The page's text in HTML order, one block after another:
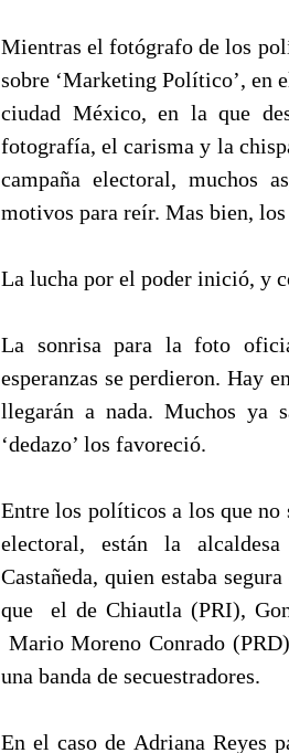
Mientras el fotógrafo de los
sobre ‘Marketing Político’, en
ciudad México, en la que
fotografía, el carisma y la
campaña electoral, muchos
motivos para reír. Mas bien,
La lucha por el poder inició, y
La sonrisa para la foto
esperanzas se perdieron. Hay
llegarán a nada. Muchos ya
‘dedazo’ los favoreció.
Entre los políticos a los que
electoral, están la
Castañeda, quien estaba
que el de Chiautla (PRI),
Mario Moreno Conrado
una banda de secuestradores.
En el caso de Adriana Reyes